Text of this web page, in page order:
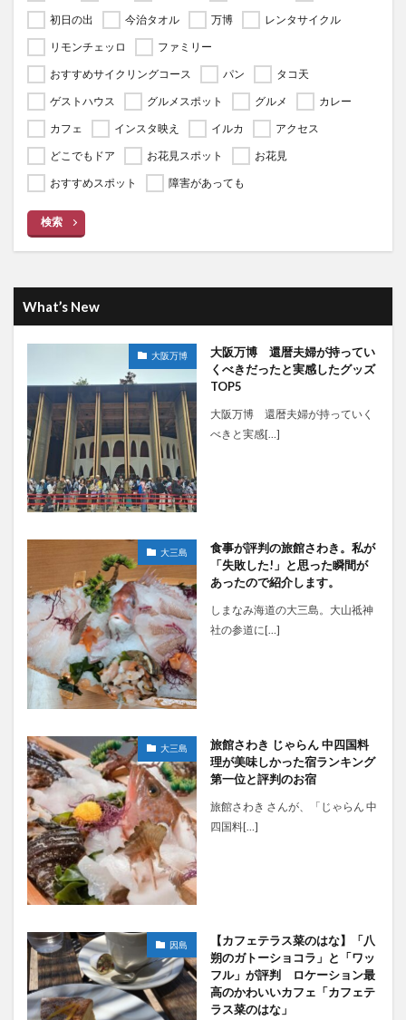
初日の出
今治タオル 万博
レンタサイクル
リモンチェッロ
ファミリー
おすすめサイクリングコース
パン
タコ天
ゲストハウス
グルメスポット グルメ
カレー
カフェ
インスタ映え イルカ
アクセス
どこでもドア
お花見スポット
お花見
おすすめスポット
障害があっても
検索
What’s New
大阪万博
大阪万博 還暦夫婦が持ってい
くべきだったと実感したグッズ
TOP5
大阪万博 還暦夫婦が持っていく
べきと実感[…]
大三島
食事が評判の旅館さわき。私が
「失敗した!」と思った瞬間が
あったので紹介します。
しまなみ海道の大三島。大山祗神
社の参道に[…]
大三島
旅館さわき じゃらん 中四国料
理が美味しかった宿ランキング
第一位と評判のお宿
旅館さわき さんが、「じゃらん 中
四国料[…]
因島
【カフェテラス菜のはな】「八
朔のガトーショコラ」と「ワッ
フル」が評判 ロケーション最
高のかわいいカフェ「カフェテ
ラス菜のはな」